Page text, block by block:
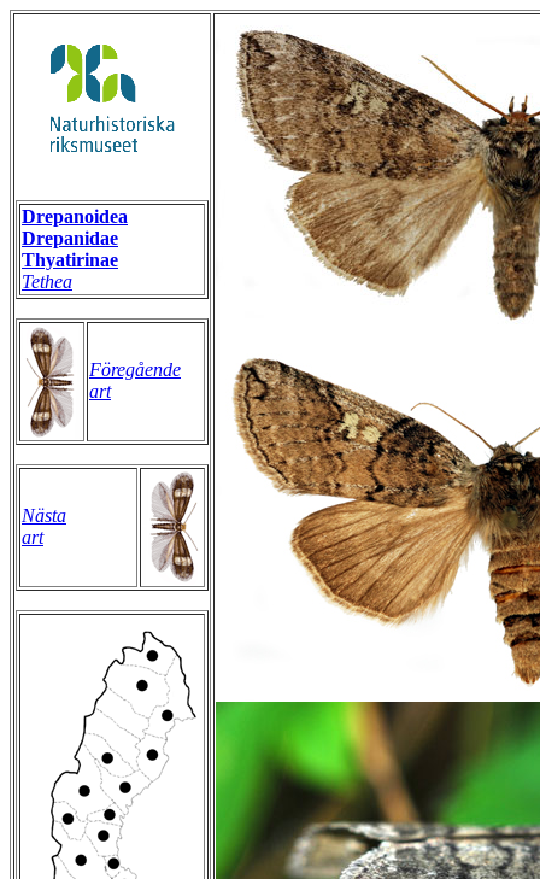
Drepanoidea
Drepanidae
Thyatirinae
Tethea
Föregående
art
Nästa
art